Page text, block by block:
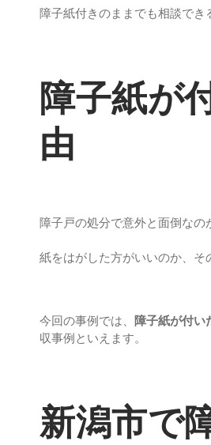
障子紙付きのままでも相談でき
障子紙が
由
障子戸の処分で意外と面倒なの
紙をはがした方がいいのか、そ
今回の事例では、 障子紙が付い
収事例といえます。
新潟市で